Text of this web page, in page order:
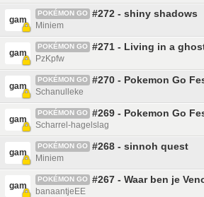
gam
POKÉMON GO #272 - shiny shadows
Miniem
gam
POKÉMON GO #271 - Living in a
PzKpfw
gam
POKÉMON GO #270 - Pokemon Go
Schanulleke
gam
POKÉMON GO #269 - Pokemon Go
Scharrel-hagelslag
gam
POKÉMON GO #268 - sinnoh quest
Miniem
gam
POKÉMON GO #267 - Waar ben je
banaantjeEE